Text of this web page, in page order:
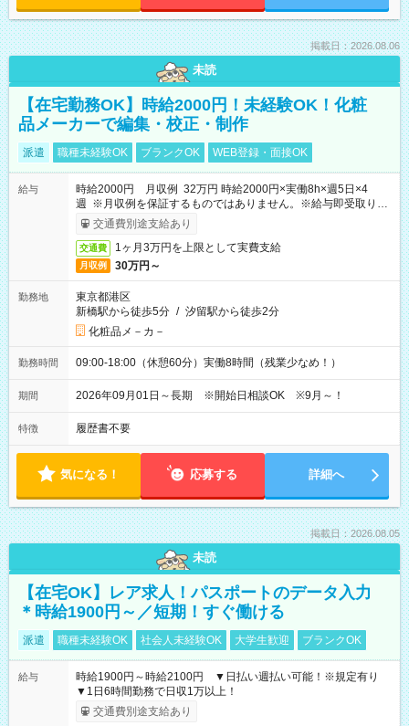
掲載日：2026.08.06
未読
【在宅勤務OK】時給2000円！未経験OK！化粧
品メーカーで編集・校正・制作
派遣 職種未経験OK ブランクOK WEB登録・面接OK
給与
時給2000円 月収例 32万円 時給2000円×実働8h×週5日×4
週 ※月収例を保証するものではありません。※給与即受取りサ
ービス利用可（利用条件有）
交通費別途支給あり
交通費 1ヶ月3万円を上限として実費支給
月収例 30万円～
勤務地
東京都港区
新橋駅から徒歩5分 / 汐留駅から徒歩2分
化粧品メ－カ－
勤務時間 09:00-18:00（休憩60分）実働8時間（残業少なめ！）
期間 2026年09月01日～長期 ※開始日相談OK ※9月～！
特徴 履歴書不要
気になる！ 応募する 詳細へ
掲載日：2026.08.05
未読
【在宅OK】レア求人！パスポートのデータ入力
＊時給1900円～／短期！すぐ働ける
派遣 職種未経験OK 社会人未経験OK 大学生歓迎 ブランクOK
給与
時給1900円～時給2100円 ▼日払い週払い可能！※規定有り
▼1日6時間勤務で日収1万以上！
交通費別途支給あり